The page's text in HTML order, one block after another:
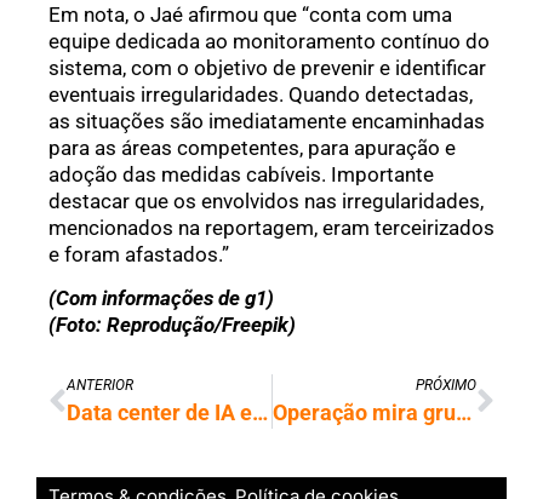
Em nota, o Jaé afirmou que “conta com uma
equipe dedicada ao monitoramento contínuo do
sistema, com o objetivo de prevenir e identificar
eventuais irregularidades. Quando detectadas,
as situações são imediatamente encaminhadas
para as áreas competentes, para apuração e
adoção das medidas cabíveis. Importante
destacar que os envolvidos nas irregularidades,
mencionados na reportagem, eram terceirizados
e foram afastados.”
(Com informações de g1)
(Foto: Reprodução/Freepik)
ANTERIOR
Data center de IA em Uberlândia vai operar com baterias da Tesla
PRÓXIMO
Operação mira grupo do MA por furto de criptomoedas de corretora nos EUA